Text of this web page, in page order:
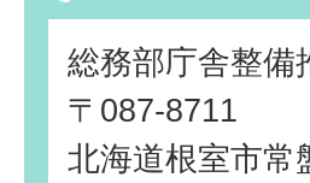
総務部庁舎整備
〒087-8711
北海道根室市常